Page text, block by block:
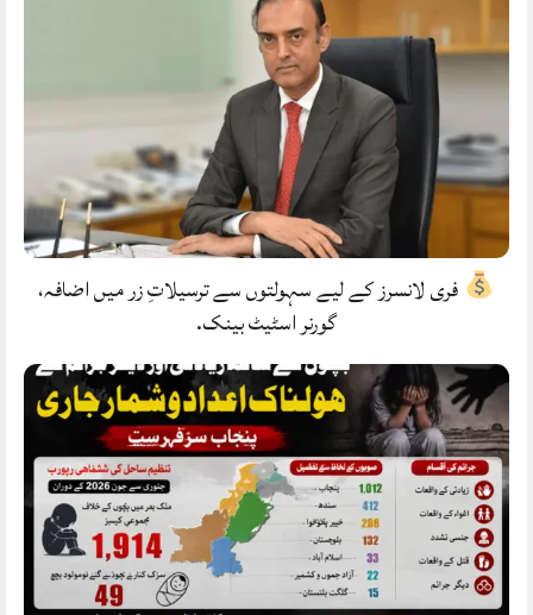
فری لانسرز کے لیے سہولتوں سے ترسیلاتِ زر میں اضافہ،
گورنر اسٹیٹ بینک.